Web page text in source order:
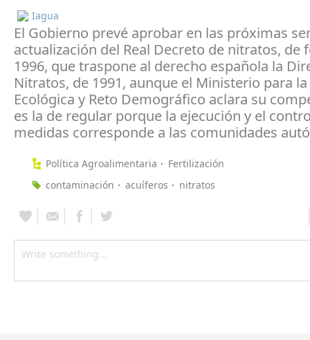
Iagua
El Gobierno prevé aprobar en las próximas
actualización del Real Decreto de nitratos, de
1996, que traspone al derecho española la
Nitratos, de 1991, aunque el Ministerio para
Ecológica y Reto Demográfico aclara su
es la de regular porque la ejecución y el
medidas corresponde a las comunidades
Política Agroalimentaria
Fertilización
contaminación
acuíferos nitratos